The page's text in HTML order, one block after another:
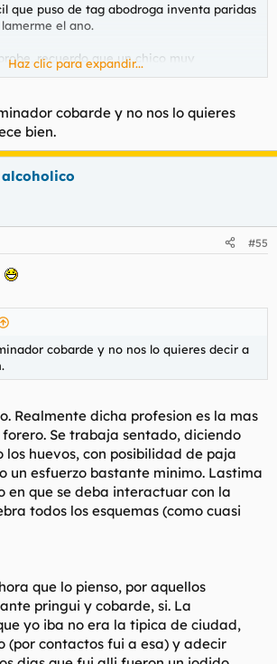
que puso de tag abodroga inventa paridas
el ano.
recuerdo que un chico muy
algo, se estaba examinando para
y motor requemados. El caso es que
le cascaron un suspenso. No se si
costar unas practicas de camion...no
exactamente (por aquel entonces en
que era mucho, y el tipo suspenso
bien. El panorama se torno dantesco
al examinador con prenderle
lo iba a perseguir para saber donde vivia,
su perro (no se como sabria si tenia o no
que tuvo que correr desde el camion al
el otro a paso rapido increpandole, se
de baño, y el otro armo un jaleo
autoescuela si no le decia donde vivia el
su momento (y espero que pasado, por
posible) camionero.
que me esta entrando el sueño parece.
Haz clic para expandir...
cobarde y no nos lo quieres
bien.
#55
cobarde y no nos lo quieres decir a
Realmente dicha profesion es la mas
Se trabaja sentado, diciendo
huevos, con posibilidad de paja
un esfuerzo bastante minimo. Lastima
en que se deba interactuar con la
todos los esquemas (como cuasi
que lo pienso, por aquellos
pringui y cobarde, si. La
yo iba no era la tipica de ciudad,
(por contactos fui a esa) y adecir